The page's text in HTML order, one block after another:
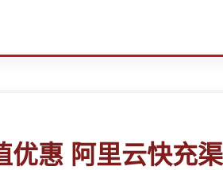
优惠 阿里云快充